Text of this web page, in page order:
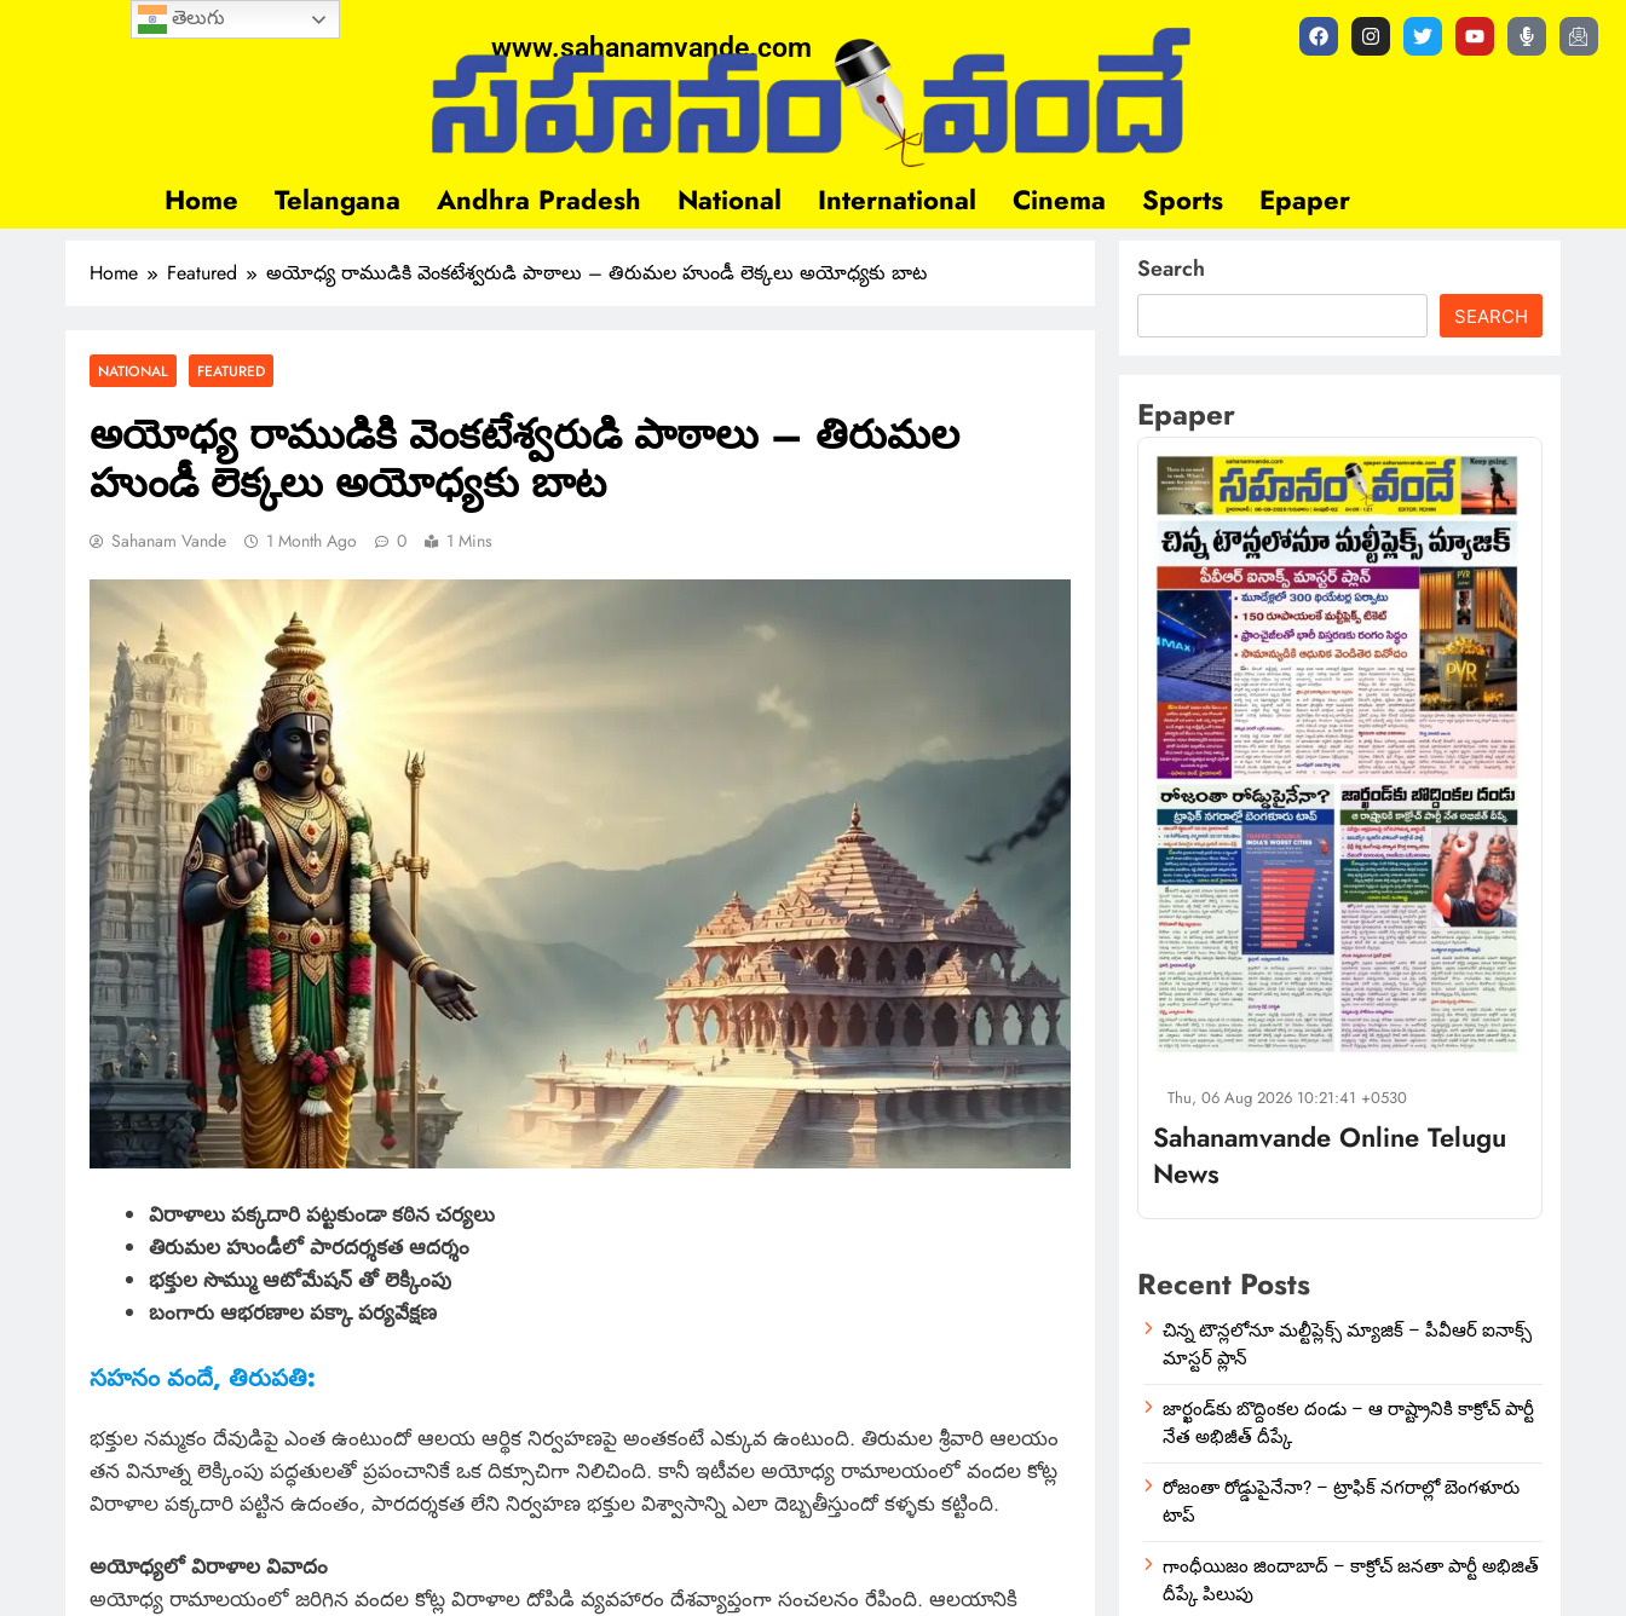
www.sahanamvande.com
Home Telangana Andhra Pradesh National International Cinema Sports Epaper
Home Featured అయోధ్య రాముడికి వెంకటేశ్వరుడి పాఠాలు – తిరుమల హుండీ లెక్కలు అయోధ్యకు బాట
NATIONAL FEATURED
అయోధ్య రాముడికి వెంకటేశ్వరుడి పాఠాలు – తిరుమల
హుండీ లెక్కలు అయోధ్యకు బాట
Sahanam Vande 1 Month Ago 0 1 Mins
విరాళాలు పక్కదారి పట్టకుండా కఠిన చర్యలు
తిరుమల హుండీలో పారదర్శకత ఆదర్శం
భక్తుల సొమ్ము ఆటోమేషన్ తో లెక్కింపు
బంగారు ఆభరణాల పక్కా పర్యవేక్షణ
సహనం వందే, తిరుపతి:
భక్తుల నమ్మకం దేవుడిపై ఎంత ఉంటుందో ఆలయ ఆర్థిక నిర్వహణపై అంతకంటే ఎక్కువ ఉంటుంది. తిరుమల శ్రీవారి ఆలయం
తన వినూత్న లెక్కింపు పద్ధతులతో ప్రపంచానికే ఒక దిక్సూచిగా నిలిచింది. కానీ ఇటీవల అయోధ్య రామాలయంలో వందల కోట్ల
విరాళాల పక్కదారి పట్టిన ఉదంతం, పారదర్శకత లేని నిర్వహణ భక్తుల విశ్వాసాన్ని ఎలా దెబ్బతీస్తుందో కళ్ళకు కట్టింది.
అయోధ్యలో విరాళాల వివాదం
అయోధ్య రామాలయంలో జరిగిన వందల కోట్ల విరాళాల దోపిడి వ్యవహారం దేశవ్యాప్తంగా సంచలనం రేపింది. ఆలయానికి
Search
SEARCH
Epaper
Thu, 06 Aug 2026 10:21:41 +0530
Sahanamvande Online Telugu
News
Recent Posts
చిన్న టౌన్లలోనూ మల్టీప్లెక్స్‌ మ్యాజిక్ – పీవీఆర్ ఐనాక్స్
మాస్టర్ ప్లాన్
జార్ఖండ్‌కు బొద్దింకల దండు – ఆ రాష్ట్రానికి కాక్రోచ్ పార్టీ
నేత అభిజీత్ దీప్కే
రోజంతా రోడ్డుపైనేనా? – ట్రాఫిక్ నగరాల్లో బెంగళూరు
టాప్
గాంధీయిజం జిందాబాద్ – కాక్రోచ్ జనతా పార్టీ అభిజిత్
దీప్కే పిలుపు
తెలుగు